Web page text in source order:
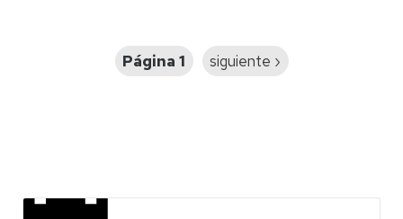
Página 1
Siguiente
siguiente ›